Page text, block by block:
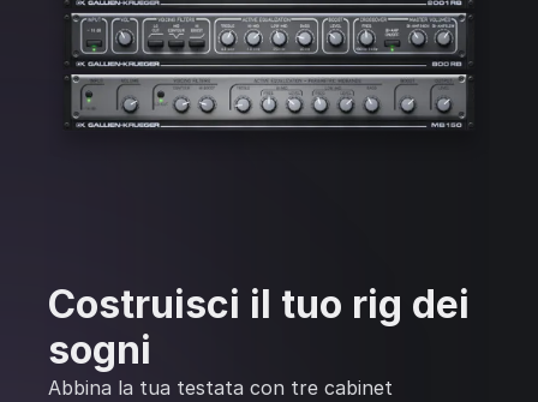
Costruisci il tuo rig dei
sogni
Abbina la tua testata con tre cabinet